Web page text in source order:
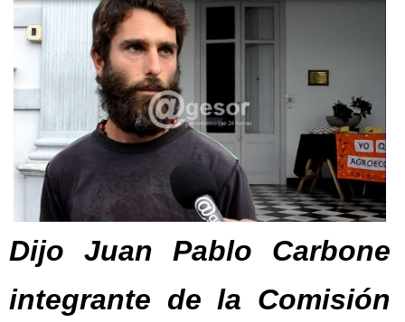
Dijo Juan Pablo Carbone
integrante de la Comisión